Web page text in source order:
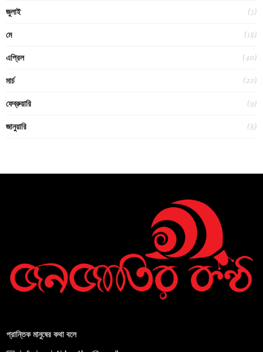
জুলাই (3)
মে (18)
এপ্রিল (40)
মার্চ (22)
ফেব্রুয়ারি (9)
জানুয়ারি (8)
প্রান্তিক মানুষের কথা বলে